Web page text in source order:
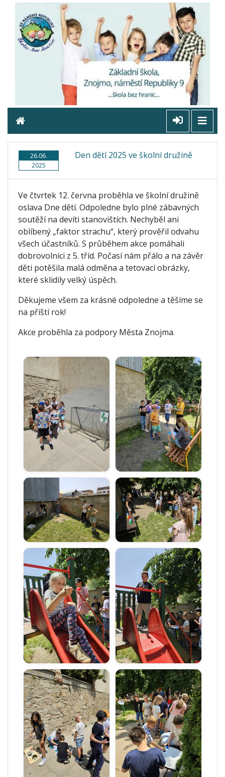
26.06.
2025
Den dětí 2025 ve školní družině
Ve čtvrtek 12. června proběhla ve školní družině
oslava Dne dětí. Odpoledne bylo plné zábavných
soutěží na devíti stanovištích. Nechyběl ani
oblíbený „faktor strachu“, který prověřil odvahu
všech účastníků. S průběhem akce pomáhali
dobrovolníci z 5. tříd. Počasí nám přálo a na závěr
děti potěšila malá odměna a tetovací obrázky,
které sklidily velký úspěch.
Děkujeme všem za krásné odpoledne a těšíme se
na příští rok!
Akce proběhla za podpory Města Znojma.